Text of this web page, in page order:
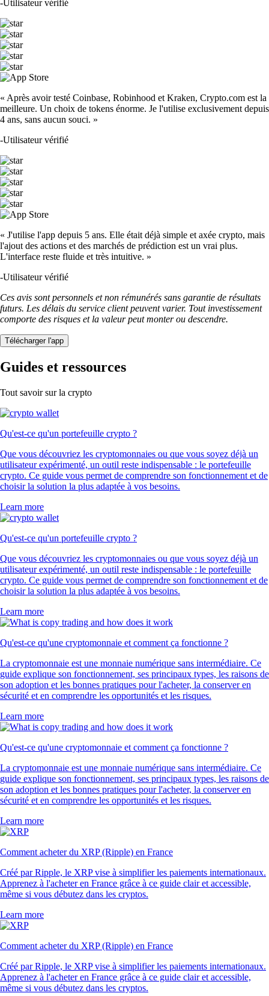
-Utilisateur vérifié
« Après avoir testé Coinbase, Robinhood et Kraken, Crypto.com est la
meilleure. Un choix de tokens énorme. Je l'utilise exclusivement depuis
4 ans, sans aucun souci. »
-Utilisateur vérifié
« J'utilise l'app depuis 5 ans. Elle était déjà simple et axée crypto, mais
l'ajout des actions et des marchés de prédiction est un vrai plus.
L'interface reste fluide et très intuitive. »
-Utilisateur vérifié
Ces avis sont personnels et non rémunérés sans garantie de résultats
futurs. Les délais du service client peuvent varier. Tout investissement
comporte des risques et la valeur peut monter ou descendre.
Télécharger l'app
Guides et ressources
Tout savoir sur la crypto
Qu'est-ce qu'un portefeuille crypto ?
Que vous découvriez les cryptomonnaies ou que vous soyez déjà un
utilisateur expérimenté, un outil reste indispensable : le portefeuille
crypto. Ce guide vous permet de comprendre son fonctionnement et de
choisir la solution la plus adaptée à vos besoins.
Learn more
Qu'est-ce qu'un portefeuille crypto ?
Que vous découvriez les cryptomonnaies ou que vous soyez déjà un
utilisateur expérimenté, un outil reste indispensable : le portefeuille
crypto. Ce guide vous permet de comprendre son fonctionnement et de
choisir la solution la plus adaptée à vos besoins.
Learn more
Qu'est-ce qu'une cryptomonnaie et comment ça fonctionne ?
La cryptomonnaie est une monnaie numérique sans intermédiaire. Ce
guide explique son fonctionnement, ses principaux types, les raisons de
son adoption et les bonnes pratiques pour l'acheter, la conserver en
sécurité et en comprendre les opportunités et les risques.
Learn more
Qu'est-ce qu'une cryptomonnaie et comment ça fonctionne ?
La cryptomonnaie est une monnaie numérique sans intermédiaire. Ce
guide explique son fonctionnement, ses principaux types, les raisons de
son adoption et les bonnes pratiques pour l'acheter, la conserver en
sécurité et en comprendre les opportunités et les risques.
Learn more
Comment acheter du XRP (Ripple) en France
Créé par Ripple, le XRP vise à simplifier les paiements internationaux.
Apprenez à l'acheter en France grâce à ce guide clair et accessible,
même si vous débutez dans les cryptos.
Learn more
Comment acheter du XRP (Ripple) en France
Créé par Ripple, le XRP vise à simplifier les paiements internationaux.
Apprenez à l'acheter en France grâce à ce guide clair et accessible,
même si vous débutez dans les cryptos.